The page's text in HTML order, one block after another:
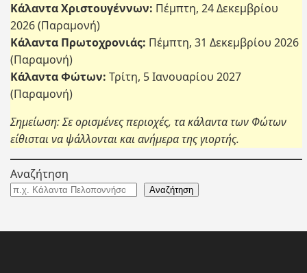
Κάλαντα Χριστουγέννων: Πέμπτη, 24 Δεκεμβρίου
2026 (Παραμονή)
Κάλαντα Πρωτοχρονιάς: Πέμπτη, 31 Δεκεμβρίου 2026
(Παραμονή)
Κάλαντα Φώτων: Τρίτη, 5 Ιανουαρίου 2027
(Παραμονή)
Σημείωση: Σε ορισμένες περιοχές, τα κάλαντα των Φώτων
είθισται να ψάλλονται και ανήμερα της γιορτής.
Αναζήτηση
Αναζήτηση